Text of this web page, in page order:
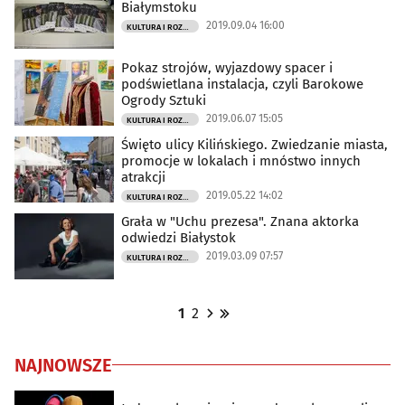
Białymstoku
2019.09.04 16:00
Pokaz strojów, wyjazdowy spacer i
podświetlana instalacja, czyli Barokowe
Ogrody Sztuki
2019.06.07 15:05
Święto ulicy Kilińskiego. Zwiedzanie miasta,
promocje w lokalach i mnóstwo innych
atrakcji
2019.05.22 14:02
Grała w "Uchu prezesa". Znana aktorka
odwiedzi Białystok
2019.03.09 07:57
1 2
NAJNOWSZE